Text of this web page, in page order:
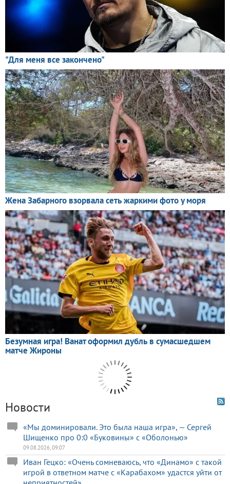
Новости
«Мы доминировали. Это была наша игра», — Сергей
Шищенко про 0:0 «Буковины» с «Оболонью»
09.08.2026, 09:07
Иван Гецко: «Очень сомневаюсь, что «Динамо» с такой
игрой в ответном матче с «Карабахом» удастся уйти от